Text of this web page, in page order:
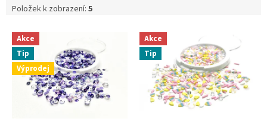
Položek k zobrazení: 5
V
p
Akce
Tip
Výprodej
Akce
Tip